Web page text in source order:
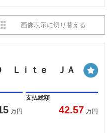
画像表示に切り替える
Ｌｉｔｅ ＪＡ
万円
支払総額
42.57 万円